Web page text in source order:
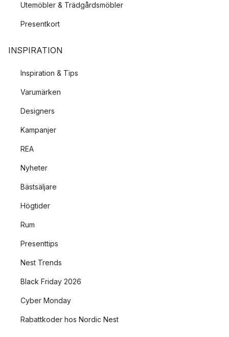
Utemöbler & Trädgårdsmöbler
Presentkort
INSPIRATION
Inspiration & Tips
Varumärken
Designers
Kampanjer
REA
Nyheter
Bästsäljare
Högtider
Rum
Presenttips
Nest Trends
Black Friday 2026
Cyber Monday
Rabattkoder hos Nordic Nest